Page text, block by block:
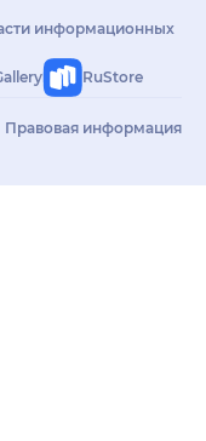
информационных
RuStore
Правовая информация